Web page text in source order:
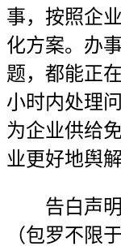
事，按照企
化方案。办
题，都能正
小时内处理
为企业供给
业更好地舆
告白声明
（包罗不限